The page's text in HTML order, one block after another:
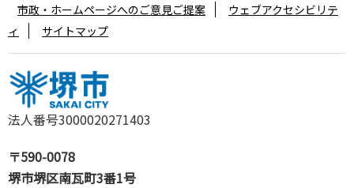
法人番号3000020271403
〒590-0078
堺市堺区南瓦町3番1号
市政・ホームページへのご意見ご提案
ウェブアクセシビリテ
ィ
サイトマップ